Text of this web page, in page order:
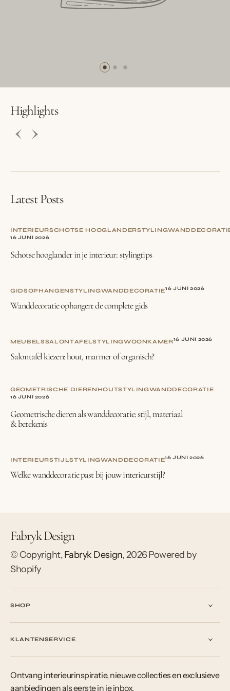
BUTTON LABELBUTTON LABEL
Highlights
Latest Posts
INTERIEURSCHOTSE HOOGLANDERSTYLING
16 JUNI 2026
Schotse hooglander in je interieur: stylingtips
GIDSOPHANGENSTYLINGWANDDECORATIE16 JUNI 2026
Wanddecoratie ophangen: de complete gids
MEUBELSSALONTAFELSTYLINGWOONKAMER16 JUNI 2026
Salontafel kiezen: hout, marmer of organisch?
GEOMETRISCHE DIERENHOUTSTYLINGWANDDECORATIE
16 JUNI 2026
Geometrische dieren als wanddecoratie: stijl, materiaal
& betekenis
INTERIEURSTIJLSTYLINGWANDDECORATIE16 JUNI 2026
Welke wanddecoratie past bij jouw interieurstijl?
Fabryk Design
© Copyright,Fabryk Design,2026Powered by
Shopify
SHOP
KLANTENSERVICE
Ontvang interieurinspiratie, nieuwe collecties en exclusieve
aanbiedingen als eerste in je inbox.